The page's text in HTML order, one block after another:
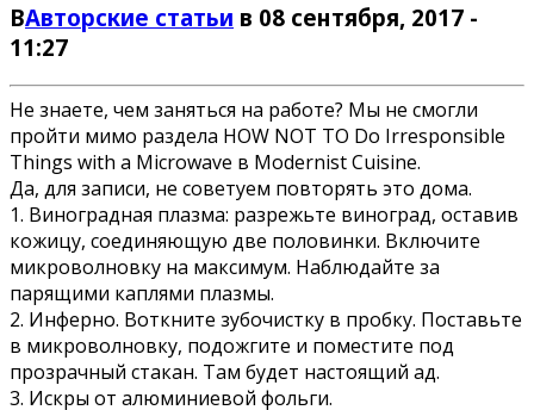
ВАвторские статьи в 08 сентября, 2017 -
11:27
Не знаете, чем заняться на работе? Мы не смогли
пройти мимо раздела HOW NOT TO Do Irresponsible
Things with a Microwave в Modernist Cuisine.
Да, для записи, не советуем повторять это дома.
1. Виноградная плазма: разрежьте виноград, оставив
кожицу, соединяющую две половинки. Включите
микроволновку на максимум. Наблюдайте за
парящими каплями плазмы.
2. Инферно. Воткните зубочистку в пробку. Поставьте
в микроволновку, подожгите и поместите под
прозрачный стакан. Там будет настоящий ад.
3. Искры от алюминиевой фольги.